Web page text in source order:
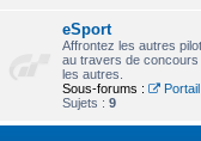
eSport
Affrontez les autres
au travers de concours
les autres.
Sous-forums :
Sujets : 9